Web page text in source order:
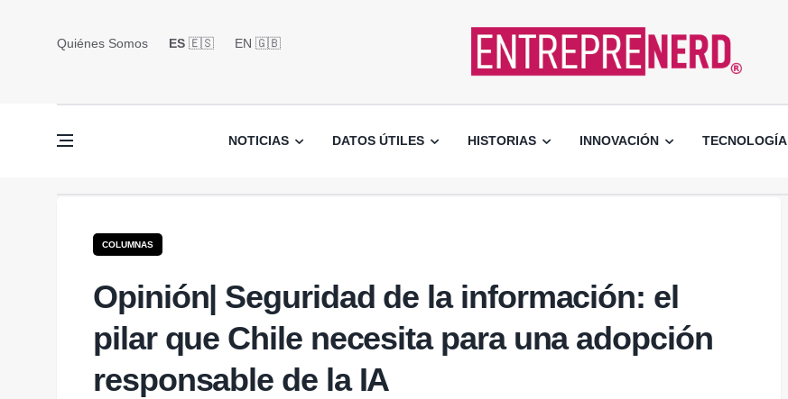
Quiénes Somos ES 🇪🇸 EN 🇬🇧󠁢󠁥󠁮󠁧󠁿
NOTICIAS DATOS ÚTILES HISTORIAS INNOVACIÓN TECNOLOGÍA
COLUMNAS
Opinión| Seguridad de la información: el
pilar que Chile necesita para una adopción
responsable de la IA